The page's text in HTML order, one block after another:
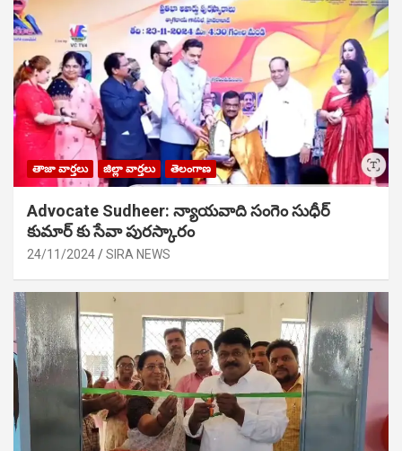
తాజా వార్తలు జిల్లా వార్తలు తెలంగాణ
Advocate Sudheer: న్యాయవాది సంగెం సుధీర్
కుమార్ కు సేవా పురస్కారం
24/11/2024 SIRA NEWS